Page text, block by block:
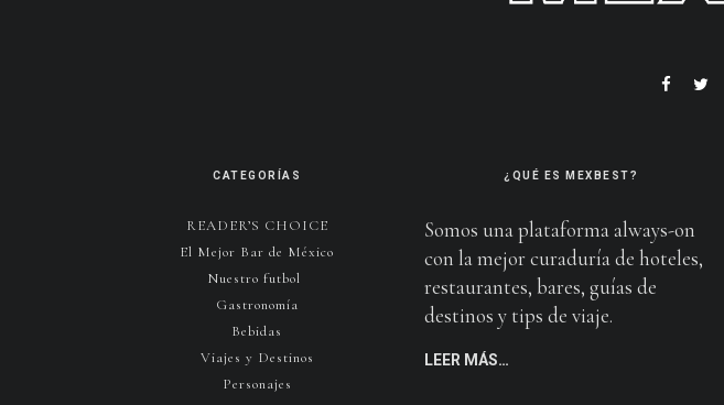
CATEGORÍAS
READER’S CHOICE
El Mejor Bar de México
Nuestro futbol
Gastronomía
Bebidas
Viajes y Destinos
Personajes
¿QUÉ ES MEXBEST?
Somos una plataforma always-on
con la mejor curaduría de hoteles,
restaurantes, bares, guías de
destinos y tips de viaje.
LEER MÁS…